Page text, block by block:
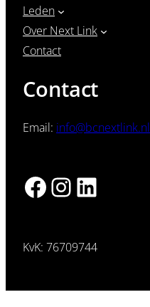
Leden
Over Next Link
Contact
Contact
Email: info@bcnextlink.nl
Facebook InstagramLinkedIn
KvK: 76709744